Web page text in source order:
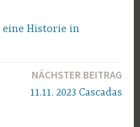
eine Historie in
NÄCHSTER BEITRAG
11.11. 2023 Cascadas